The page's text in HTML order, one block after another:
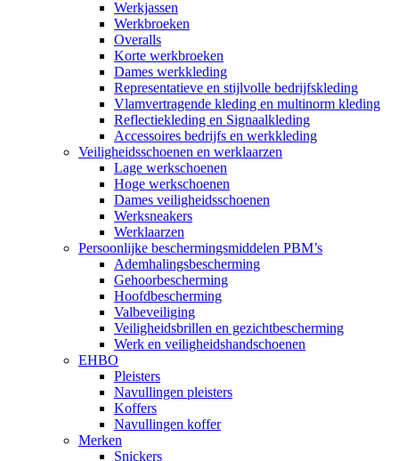
Werkjassen
Werkbroeken
Overalls
Korte werkbroeken
Dames werkkleding
Representatieve en stijlvolle bedrijfskleding
Vlamvertragende kleding en multinorm kleding
Reflectiekleding en Signaalkleding
Accessoires bedrijfs en werkkleding
Veiligheidsschoenen en werklaarzen
Lage werkschoenen
Hoge werkschoenen
Dames veiligheidsschoenen
Werksneakers
Werklaarzen
Persoonlijke beschermingsmiddelen PBM’s
Ademhalingsbescherming
Gehoorbescherming
Hoofdbescherming
Valbeveiliging
Veiligheidsbrillen en gezichtbescherming
Werk en veiligheidshandschoenen
EHBO
Pleisters
Navullingen pleisters
Koffers
Navullingen koffer
Merken
Snickers